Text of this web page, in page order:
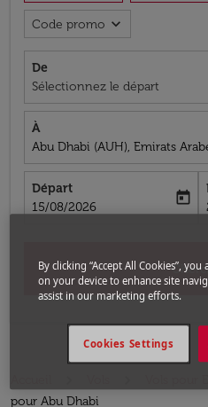
Code promo expand_more
De
Sélectionnez le départ
À
Abu Dhabi (AUH), Emirats
Départ
fc-booking-departure-date-
15/08/2026
today
pour Abu Dhabi
By clicking “Accept All Cookies”,
on your device to enhance site
assist in our marketing efforts.
Cookies Settings